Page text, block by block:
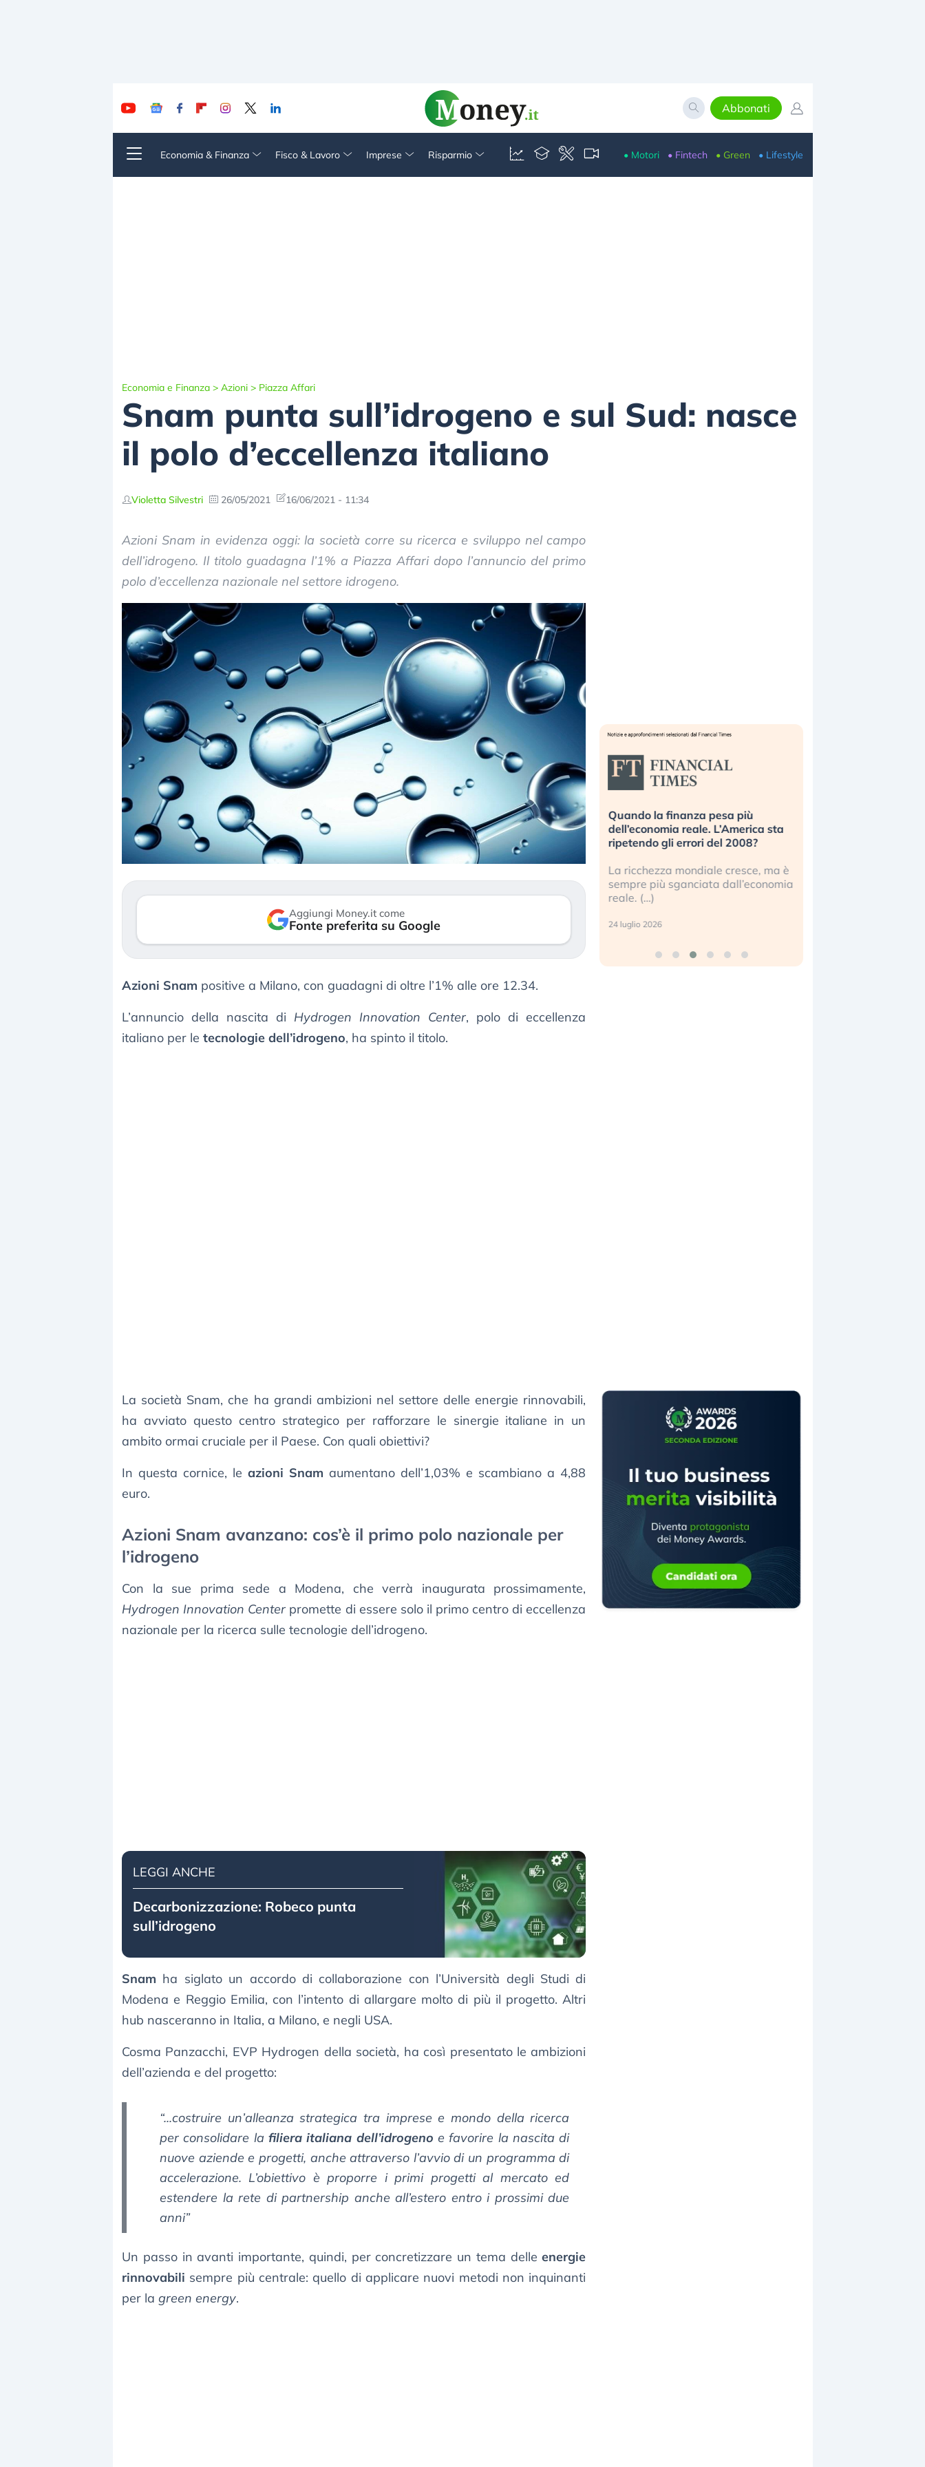
Abbonati
Economia & Finanza Fisco & Lavoro Imprese Risparmio • Motori • Fintech • Green • Lifestyle
Economia e Finanza > Azioni > Piazza Affari
Snam punta sull’idrogeno e sul Sud: nasce
il polo d’eccellenza italiano
Violetta Silvestri 26/05/2021 16/06/2021 - 11:34
Azioni Snam in evidenza oggi: la società corre su ricerca e sviluppo nel campo
dell’idrogeno. Il titolo guadagna l’1% a Piazza Affari dopo l’annuncio del primo
polo d’eccellenza nazionale nel settore idrogeno.
Aggiungi Money.it come
Fonte preferita su Google
Azioni Snam positive a Milano, con guadagni di oltre l’1% alle ore 12.34.
L’annuncio della nascita di Hydrogen Innovation Center, polo di eccellenza
italiano per le tecnologie dell’idrogeno, ha spinto il titolo.
La società Snam, che ha grandi ambizioni nel settore delle energie rinnovabili,
ha avviato questo centro strategico per rafforzare le sinergie italiane in un
ambito ormai cruciale per il Paese. Con quali obiettivi?
In questa cornice, leazioni Snam aumentano dell’1,03% e scambiano a 4,88
euro.
Azioni Snam avanzano: cos’è il primo polo nazionale per
l’idrogeno
Con la sue prima sede a Modena, che verrà inaugurata prossimamente,
Hydrogen Innovation Center promette di essere solo il primo centro di eccellenza
nazionale per la ricerca sulle tecnologie dell’idrogeno.
LEGGI ANCHE
Decarbonizzazione: Robeco punta
sull’idrogeno
Snam ha siglato un accordo di collaborazione con l’Università degli Studi di
Modena e Reggio Emilia, con l’intento di allargare molto di più il progetto. Altri
hub nasceranno in Italia, a Milano, e negli USA.
Cosma Panzacchi, EVP Hydrogen della società, ha così presentato le ambizioni
dell’azienda e del progetto:
“...costruire un’alleanza strategica tra imprese e mondo della ricerca
per consolidare lafiliera italiana dell’idrogeno e favorire la nascita di
nuove aziende e progetti, anche attraverso l’avvio di un programma di
accelerazione. L’obiettivo è proporre i primi progetti al mercato ed
estendere la rete di partnership anche all’estero entro i prossimi due
anni”
Un passo in avanti importante, quindi, per concretizzare un tema delleenergie
rinnovabili sempre più centrale: quello di applicare nuovi metodi non inquinanti
per la green energy.
Dalle valutazioni estreme alla
correzione. Cosa sta guidando il
repricing degli asset?
mostrando segni di stanchezza
verso le (…)
«La mia vita è rovinata». Investitori
in preda al panico dopo lo scoppio
della bolla AI
Kospi, mentre gli investitori retail (…)
30 luglio 2026
Quando la finanza pesa più
dell’economia reale. L’America sta
ripetendo gli errori del 2008?
La ricchezza mondiale cresce, ma è
sempre più sganciata dall’economia
reale. (…)
24 luglio 2026